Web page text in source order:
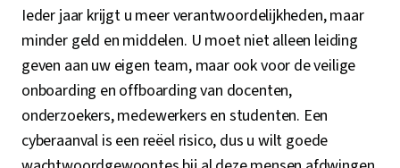
Ieder jaar krijgt u meer verantwoordelijkheden, maar
minder geld en middelen. U moet niet alleen leiding
geven aan uw eigen team, maar ook voor de veilige
onboarding en offboarding van docenten,
onderzoekers, medewerkers en studenten. Een
cyberaanval is een reëel risico, dus u wilt goede